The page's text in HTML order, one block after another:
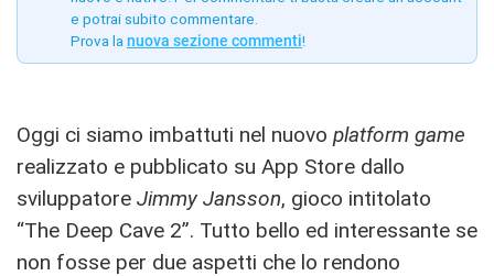
e potrai subito commentare.
Prova la nuova sezione commenti!
Oggi ci siamo imbattuti nel nuovo platform game
realizzato e pubblicato su App Store dallo
sviluppatore Jimmy Jansson, gioco intitolato
“The Deep Cave 2”. Tutto bello ed interessante se
non fosse per due aspetti che lo rendono